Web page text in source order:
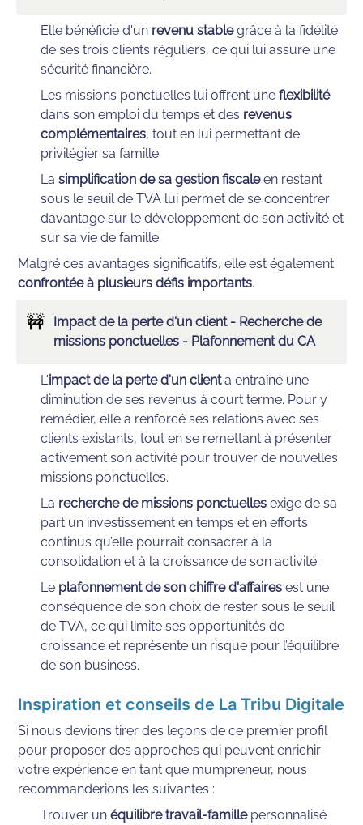
Elle bénéficie d'un revenu stable grâce à la fidélité
de ses trois clients réguliers, ce qui lui assure une
sécurité financière.
Les missions ponctuelles lui offrent une flexibilité
dans son emploi du temps et des revenus
complémentaires, tout en lui permettant de
privilégier sa famille.
La simplification de sa gestion fiscale en restant
sous le seuil de TVA lui permet de se concentrer
davantage sur le développement de son activité et
sur sa vie de famille.
confrontée à plusieurs défis importants.
🚧
Impact de la perte d'un client - Recherche de
missions ponctuelles - Plafonnement du CA
L'impact de la perte d'un client a entraîné une
diminution de ses revenus à court terme. Pour y
remédier, elle a renforcé ses relations avec ses
clients existants, tout en se remettant à présenter
activement son activité pour trouver de nouvelles
missions ponctuelles.
La recherche de missions ponctuelles exige de sa
part un investissement en temps et en efforts
continus qu’elle pourrait consacrer à la
consolidation et à la croissance de son activité.
Le plafonnement de son chiffre d'affaires est une
conséquence de son choix de rester sous le seuil
de TVA, ce qui limite ses opportunités de
croissance et représente un risque pour l’équilibre
Inspiration et conseils de La Tribu Digitale
Si nous devions tirer des leçons de ce premier profil
pour proposer des approches qui peuvent enrichir
votre expérience en tant que mumpreneur, nous
recommanderions les suivantes :
Trouver un équilibre travail-famille personnalisé